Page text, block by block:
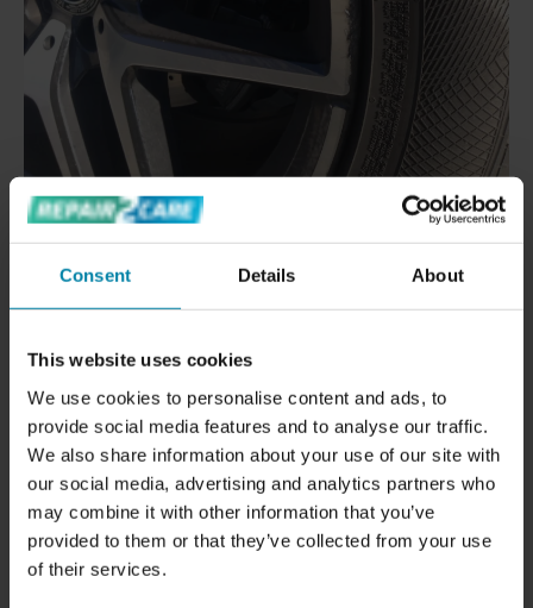
Consent Details About
This website uses cookies
We use cookies to personalise content and ads, to
provide social media features and to analyse our traffic.
We also share information about your use of our site with
our social media, advertising and analytics partners who
may combine it with other information that you’ve
provided to them or that they’ve collected from your use
of their services.
لماذا تحتاج إلى قطع الألماس على الجنوط؟
أحد الأسباب المعتادة التي تجعلك تحتاج إلى قطع ماسي على
اقتربت كثيراً من الرصيف وخدشت جنوط سيارتك، أو ربما تكون
قد خدشتها بطريقة أخرى.
عادةً ما تكون الجنوط المقطوعة بالألماس أكثر عرضة للتلف
لأن الألمنيوم مكشوف جداً. فمجرد تلف واحد فقط يكون واضحاً
جداً على السطح الشبيه بالمرآة. ولحسن الحظ، يمكن إصلاح
الأضرار مثل الخدوش أو الخدوش العميقة عن طريق قطع طبقة
رقيقة من سطح الحافة، واستعادة سطح الألمنيوم الذي يشبه